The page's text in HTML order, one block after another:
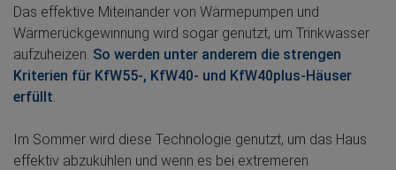
Das effektive Miteinander von Wärmepumpen und
Wärmerückgewinnung wird sogar genutzt, um Trinkwasser
aufzuheizen. So werden unter anderem die strengen
Kriterien für KfW55-, KfW40- und KfW40plus-Häuser
erfüllt
Im Sommer wird diese Technologie genutzt, um das Haus
effektiv abzukühlen und wenn es bei extremeren